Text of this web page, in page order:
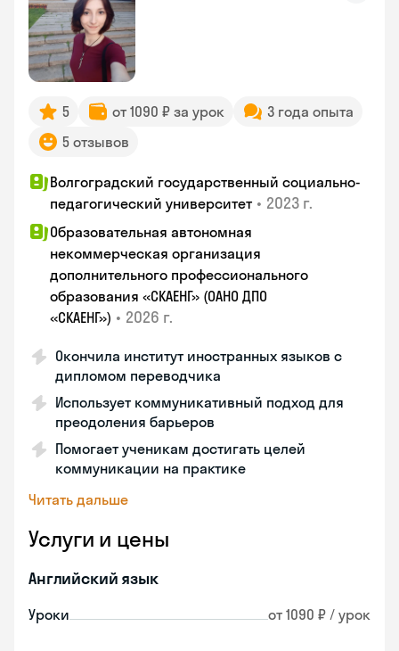
5 от 1090 ₽ за урок
3 года опыта
5 отзывов
Волгоградский государственный социально-
педагогический университет • 2023 г.
Образовательная автономная
некоммерческая организация
дополнительного профессионального
образования «СКАЕНГ» (ОАНО ДПО
«СКАЕНГ») • 2026 г.
Окончила институт иностранных языков с
дипломом переводчика
Использует коммуникативный подход для
преодоления барьеров
Помогает ученикам достигать целей
коммуникации на практике
Читать дальше
Услуги и цены
Английский язык
Уроки от 1090 ₽ / урок